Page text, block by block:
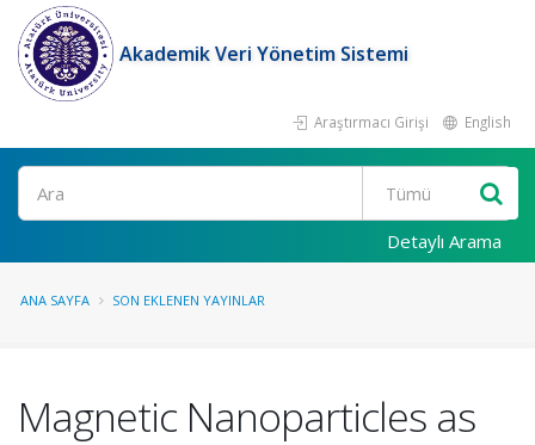
Akademik Veri Yönetim Sistemi
Araştırmacı Girişi English
Ara
Detaylı Arama
ANA SAYFA SON EKLENEN YAYINLAR
Magnetic Nanoparticles as